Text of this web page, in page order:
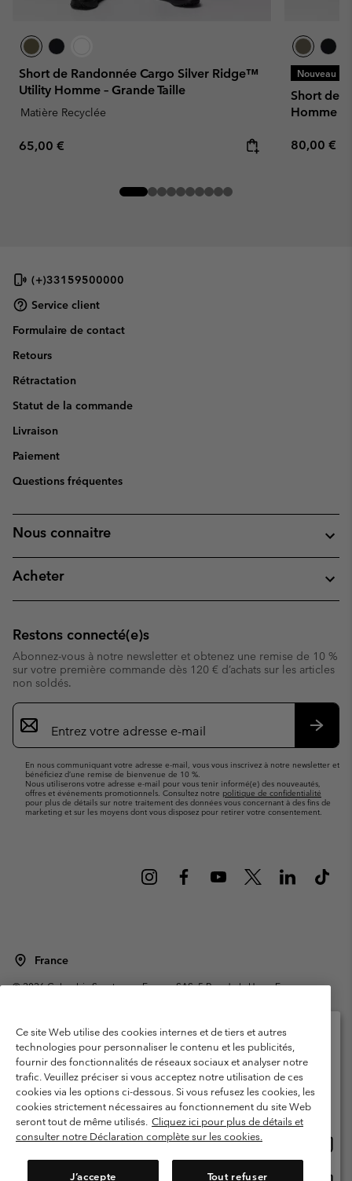
Short de Randonnée Cargo Silver Ridge™
Utility Homme – Grande Taille
Matière Recyclée
Regular price:
65,00 €
Nouveau
Short de
Homme
Regular
80,00 €
(+)33159500000
Service client
Formulaire de contact
Retours
Rétractation
Statut de la commande
Livraison
Paiement
Questions fréquentes
Nous connaitre
Acheter
Restons connecté(e)s
Abonnez-vous à notre newsletter et obtenez une remise de 10 %
sur votre première commande dès 120 € d’achats sur les articles
non soldés.
Inscription
par
e-
En nous communiquant votre adresse e-mail, vous vous inscrivez à notre newsletter et
bénéficiez d’une remise de bienvenue de 10 %.
Nous utiliserons votre adresse e-mail pour vous tenir informé(e) des nouveautés,
offres et événements promotionnels. Consultez notre politique de confidentialité
pour plus de détails sur notre traitement des données vous concernant à des fins de
marketing et sur les moyens dont vous disposez pour retirer votre consentement.
France
©2026Columbia Sportswear Europe SAS. 5 Rue de la Haye, Espace
Garanties Légales
Politique de confidentialité
Conditions d'utilisation - Membres
Conditions D'utilisation - Contenu généré par l'utilisateur
Impressum
Cookies
Public CBCR
Service client: Lun - Sam de 9h à 13h et de 14h à 18h
Ce site Web utilise des cookies internes et de tiers et autres
technologies pour personnaliser le contenu et les publicités,
fournir des fonctionnalités de réseaux sociaux et analyser notre
trafic. Veuillez préciser si vous acceptez notre utilisation de ces
cookies via les options ci-dessous. Si vous refusez les cookies, les
cookies strictement nécessaires au fonctionnement du site Web
seront tout de même utilisés. Cliquez ici pour plus de détails et
consulter notre Déclaration complète sur les cookies.
J’accepte Tout refuser
Veuillez sélectionner votre pays d’expédition et
votre langue
Achats en ligne disponibles
United States
ligne